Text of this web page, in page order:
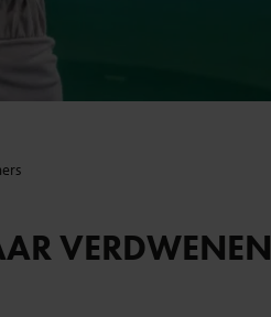
VERDWENEN